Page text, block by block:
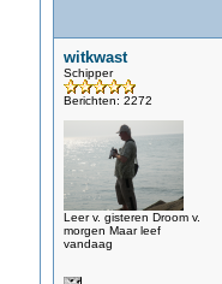
witkwast
Schipper
Berichten: 2272
Leer v. gisteren Droom v.
morgen Maar leef
vandaag